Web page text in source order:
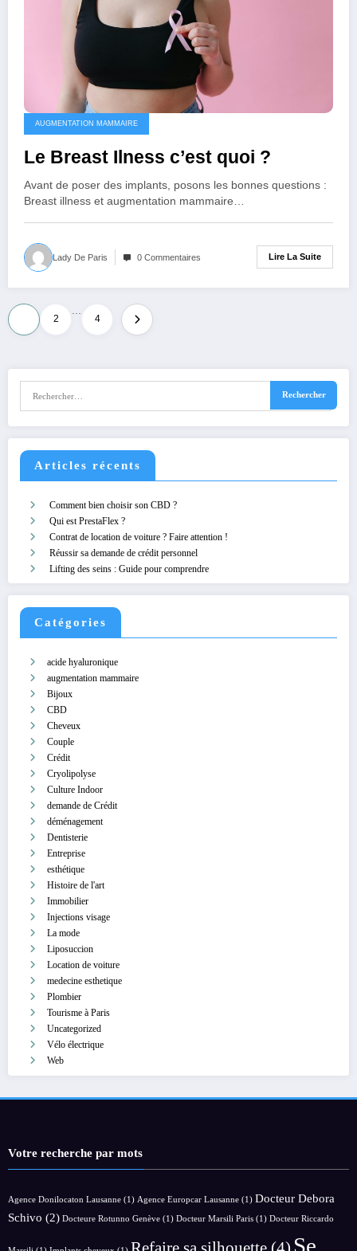
AUGMENTATION MAMMAIRE
Le Breast Ilness c’est quoi ?
Avant de poser des implants, posons les bonnes questions :
Breast illness et augmentation mammaire…
Lady De Paris 0 Commentaires Lire La Suite
Pagination
des
publications
2
…
4
Articles récents
Comment bien choisir son CBD ?
Qui est PrestaFlex ?
Contrat de location de voiture ? Faire attention !
Réussir sa demande de crédit personnel
Lifting des seins : Guide pour comprendre
Catégories
acide hyaluronique
augmentation mammaire
Bijoux
CBD
Cheveux
Couple
Crédit
Cryolipolyse
Culture Indoor
demande de Crédit
déménagement
Dentisterie
Entreprise
esthétique
Histoire de l'art
Immobilier
Injections visage
La mode
Liposuccion
Location de voiture
medecine esthetique
Plombier
Tourisme à Paris
Uncategorized
Vélo électrique
Web
Votre recherche par mots
Agence Donilocaton Lausanne (1) Agence Europcar Lausanne (1) Docteur Debora
Schivo (2) Docteure Rotunno Genève (1) Docteur Marsili Paris (1) Docteur Riccardo
Se